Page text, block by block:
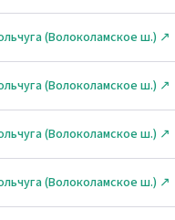
(Волоколамское ш.) ↗
(Волоколамское ш.) ↗
(Волоколамское ш.) ↗
(Волоколамское ш.) ↗